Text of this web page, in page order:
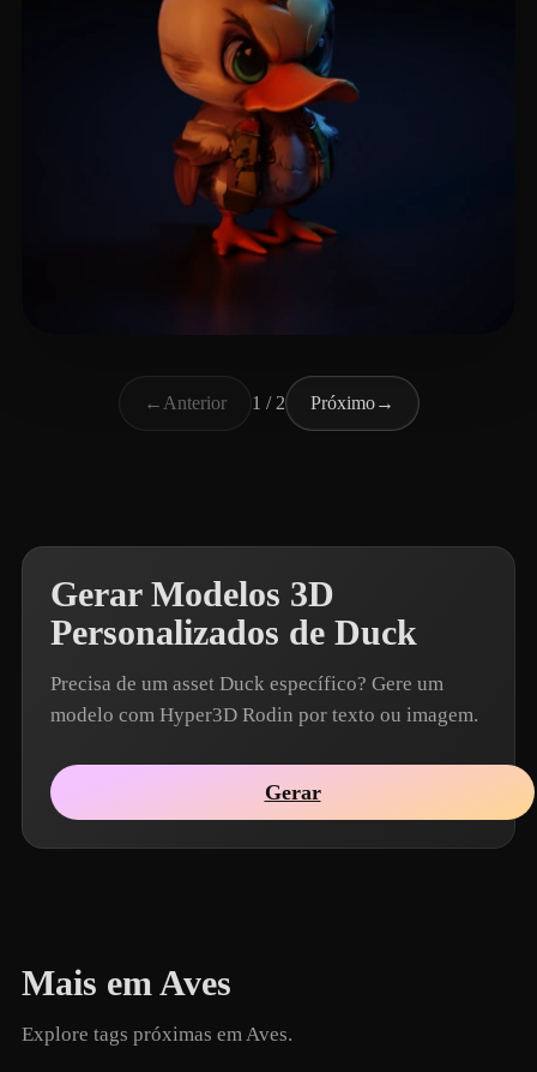
← Anterior 1 / 2 Próximo→
Gerar Modelos 3D
Personalizados de Duck
Precisa de um asset Duck específico? Gere um
modelo com Hyper3D Rodin por texto ou imagem.
Gerar
Mais em Aves
Explore tags próximas em Aves.